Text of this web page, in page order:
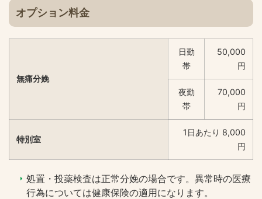
オプション料金
無痛分娩
日勤
帯
50,000
円
夜勤
帯
70,000
円
特別室
1日あたり 8,000
円
処置・投薬検査は正常分娩の場合です。異常時の医療
行為については健康保険の適用になります。